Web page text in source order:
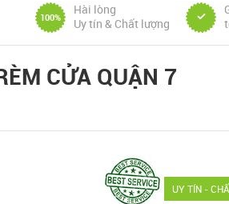
100%
Hài lòng
Uy tín & Chất lượng
CỬA QUẬN 7
UY TÍN -